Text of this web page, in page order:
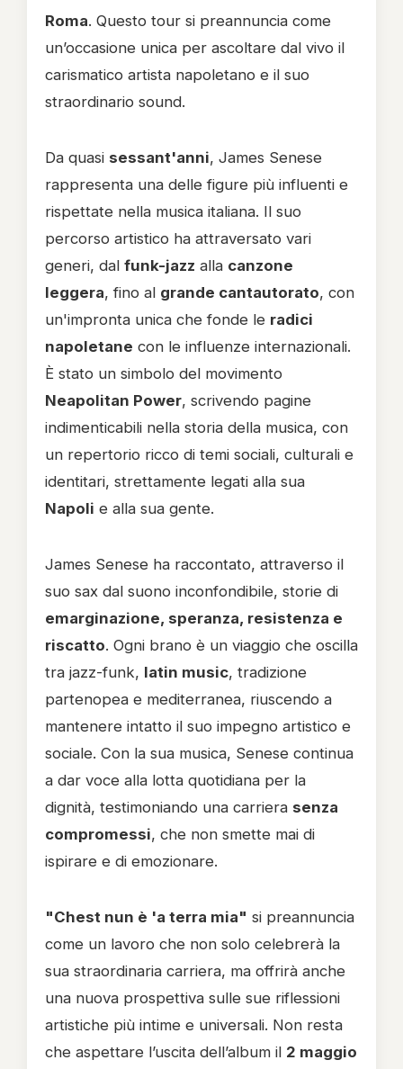
Roma. Questo tour si preannuncia come
un’occasione unica per ascoltare dal vivo il
carismatico artista napoletano e il suo
straordinario sound.
Da quasi sessant'anni, James Senese
rappresenta una delle figure più influenti e
rispettate nella musica italiana. Il suo
percorso artistico ha attraversato vari
generi, dal funk-jazz alla canzone
leggera, fino al grande cantautorato, con
un'impronta unica che fonde le radici
napoletane con le influenze internazionali.
È stato un simbolo del movimento
Neapolitan Power, scrivendo pagine
indimenticabili nella storia della musica, con
un repertorio ricco di temi sociali, culturali e
identitari, strettamente legati alla sua
Napoli e alla sua gente.
James Senese ha raccontato, attraverso il
suo sax dal suono inconfondibile, storie di
emarginazione, speranza, resistenza e
riscatto. Ogni brano è un viaggio che oscilla
tra jazz-funk, latin music, tradizione
partenopea e mediterranea, riuscendo a
mantenere intatto il suo impegno artistico e
sociale. Con la sua musica, Senese continua
a dar voce alla lotta quotidiana per la
dignità, testimoniando una carriera senza
compromessi, che non smette mai di
ispirare e di emozionare.
"Chest nun è 'a terra mia" si preannuncia
come un lavoro che non solo celebrerà la
sua straordinaria carriera, ma offrirà anche
una nuova prospettiva sulle sue riflessioni
artistiche più intime e universali. Non resta
che aspettare l’uscita dell’album il 2 maggio